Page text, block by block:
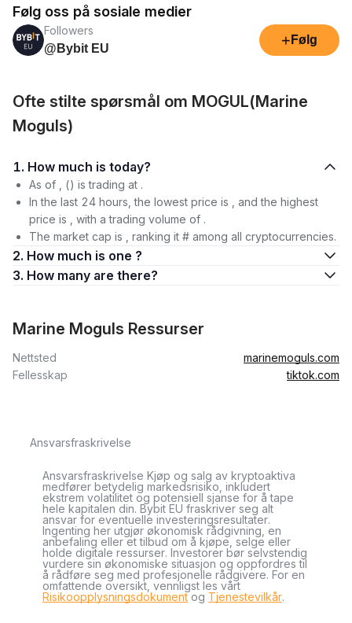
Følg oss på sosiale medier
Followers
@Bybit EU
+ Følg
Ofte stilte spørsmål om MOGUL(Marine
Moguls)
1. How much is today?
As of , () is trading at .
In the last 24 hours, the lowest price is , and the highest
price is , with a trading volume of .
The market cap is , ranking it # among all cryptocurrencies.
2. How much is one ?
3. How many are there?
Marine Moguls Ressurser
Nettsted
marinemoguls.com
Fellesskap
tiktok.com
Ansvarsfraskrivelse
Ansvarsfraskrivelse Kjøp og salg av kryptoaktiva
medfører betydelig markedsrisiko, inkludert
ekstrem volatilitet og potensiell sjanse for å tape
hele kapitalen din. Bybit EU fraskriver seg alt
ansvar for eventuelle investeringsresultater.
Ingenting her utgjør økonomisk rådgivning, en
anbefaling eller et tilbud om å kjøpe, selge eller
holde digitale ressurser. Investorer bør selvstendig
vurdere sin økonomiske situasjon og oppfordres til
å rådføre seg med profesjonelle rådgivere. For en
omfattende oversikt, vennligst les vårt
Risikoopplysningsdokumentog Tjenestevilkår.